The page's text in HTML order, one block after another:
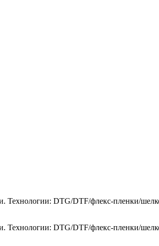
DTG/DTF/флекс-пленки/
DTG/DTF/флекс-пленки/